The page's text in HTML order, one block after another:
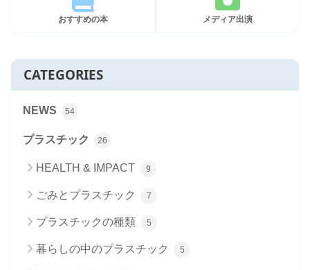
おすすめの本 メディア出演
CATEGORIES
NEWS 54
プラスチック 26
HEALTH & IMPACT 9
ごみとプラスチック 7
プラスチックの種類 5
暮らしの中のプラスチック 5